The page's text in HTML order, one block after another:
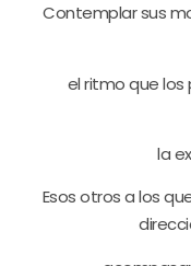
Contemplar sus
el ritmo que los
la
Esos otros a los